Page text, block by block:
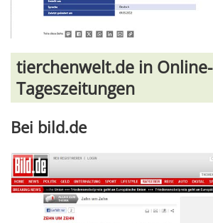
tierchenwelt.de in Online-
Tageszeitungen
Bei bild.de